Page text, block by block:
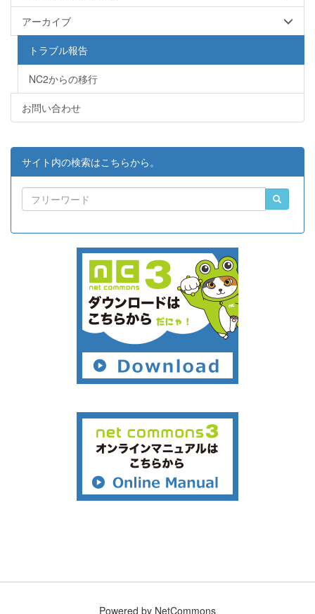
アーカイブ
トラブル報告
NC2からの移行
お問い合わせ
サイト内の検索はこちらから。
Powered by NetCommons